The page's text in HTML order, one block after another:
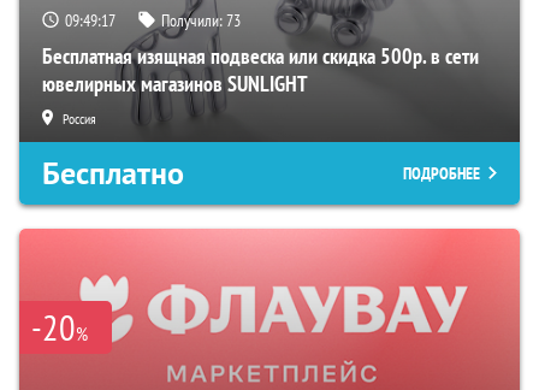
09:49:16 Получили:73
Бесплатная изящная подвеска или скидка 500р. в сети
ювелирных магазинов SUNLIGHT
Россия
Бесплатно ПОДРОБНЕЕ
-20%